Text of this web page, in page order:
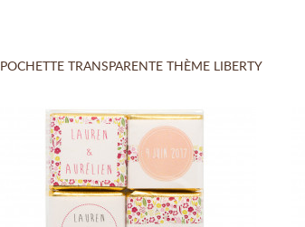
POCHETTE TRANSPARENTE THÈME LIBERTY